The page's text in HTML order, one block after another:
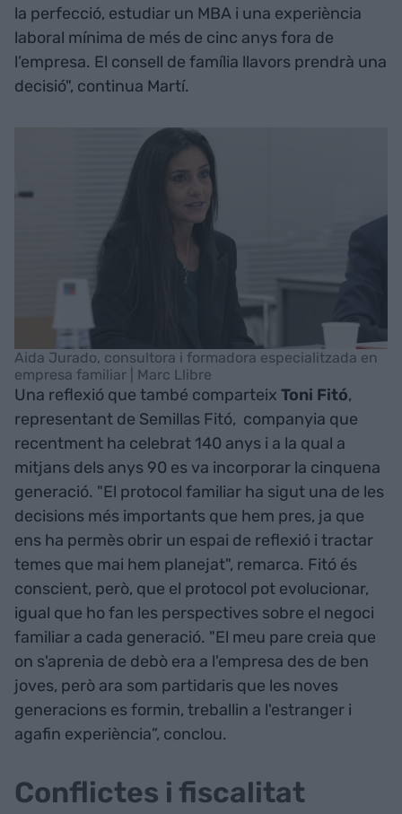
la perfecció, estudiar un MBA i una experiència
laboral mínima de més de cinc anys fora de
l’empresa. El consell de família llavors prendrà una
decisió", continua Martí.
Aida Jurado, consultora i formadora especialitzada en
empresa familiar | Marc Llibre
Una reflexió que també comparteix Toni Fitó,
representant de Semillas Fitó, companyia que
recentment ha celebrat 140 anys i a la qual a
mitjans dels anys 90 es va incorporar la cinquena
generació. "El protocol familiar ha sigut una de les
decisions més importants que hem pres, ja que
ens ha permès obrir un espai de reflexió i tractar
temes que mai hem planejat", remarca. Fitó és
conscient, però, que el protocol pot evolucionar,
igual que ho fan les perspectives sobre el negoci
familiar a cada generació. "El meu pare creia que
on s'aprenia de debò era a l'empresa des de ben
joves, però ara som partidaris que les noves
generacions es formin, treballin a l'estranger i
agafin experiència”, conclou.
Conflictes i fiscalitat